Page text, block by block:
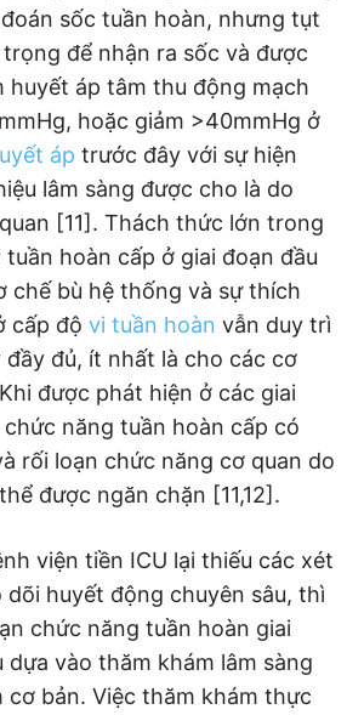
sốc tuần hoàn, nhưng tụt
để nhận ra sốc và được
huyết áp tâm thu động mạch
hoặc giảm >40mmHg ở
áp trước đây với sự hiện
lâm sàng được cho là do
[11]. Thách thức lớn trong
hoàn cấp ở giai đoạn đầu
chế bù hệ thống và sự thích
cấp độ vi tuần hoàn vẫn duy trì
đủ, ít nhất là cho các cơ
được phát hiện ở các giai
năng tuần hoàn cấp có
rối loạn chức năng cơ quan do
được ngăn chặn [11,12].
viện tiền ICU lại thiếu các xét
huyết động chuyên sâu, thì
chức năng tuần hoàn giai
dựa vào thăm khám lâm sàng
cơ bản. Việc thăm khám thực